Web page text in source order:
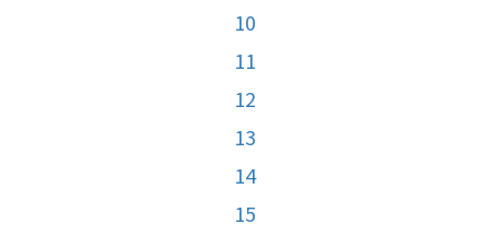
10
11
12
13
14
15